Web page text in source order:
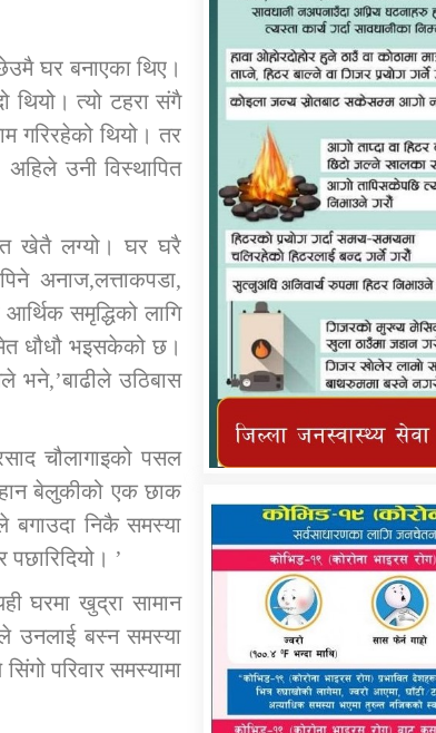
एकाई जुम्लाको सुचना कर्णाली
तातोपानी गाउँपालिका जुम्लाको
जुम्लाको सूचना
घर बनाएका थिए।
थियो। त्यो टहरा संगै
गरिरहेको थियो। तर
उनी विस्थापित
खेतै लग्यो। घर घरै
अनाज,लत्ताकपडा,
समृद्धिको लागि
धौधौ भइसकेको छ।
भने,’बाढीले उठिबास
चौलागाइको पसल
बेलुकीको एक छाक
बगाउदा निकै समस्या
’
घरमा खुद्रा सामान
उनलाई बस्न समस्या
परिवार समस्यामा